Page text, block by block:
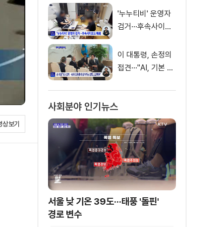
보기
'누누티비' 운영자
검거···후속사이트
이 대통령, 손정의
접견···"AI, 기본 인
사회분야 인기뉴스
서울 낮 기온 39도···태풍 '돌핀'
경로 변수